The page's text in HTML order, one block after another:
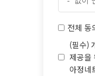
전체 동
(필수)
제공을
아정네